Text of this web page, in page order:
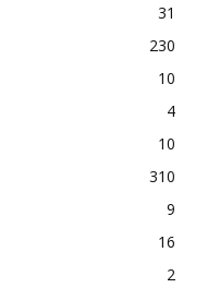
31
230
10
4
10
310
9
16
2